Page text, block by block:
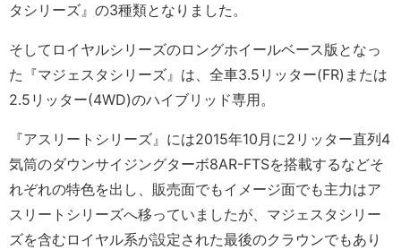
タシリーズ』の3種類となりました。
そしてロイヤルシリーズのロングホイールベース版となっ
た『マジェスタシリーズ』は、全車3.5リッター(FR)または
2.5リッター(4WD)のハイブリッド専用。
『アスリートシリーズ』には2015年10月に2リッター直列4
気筒のダウンサイジングターボ8AR-FTSを搭載するなどそ
れぞれの特色を出し、販売面でもイメージ面でも主力はア
スリートシリーズへ移っていましたが、マジェスタシリー
ズを含むロイヤル系が設定された最後のクラウンでもあり